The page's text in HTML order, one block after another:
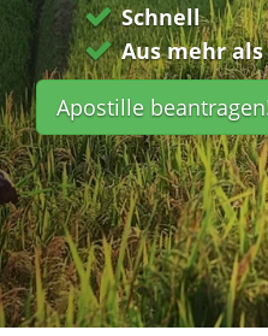
Schnell
Aus mehr
Apostille